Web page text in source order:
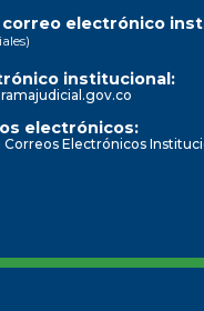
correo electrónico
institucional:
electrónicos:
Electrónicos